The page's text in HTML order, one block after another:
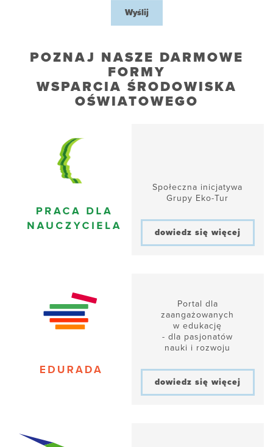
Wyślij
POZNAJ NASZE DARMOWE
FORMY
WSPARCIA ŚRODOWISKA
OŚWIATOWEGO
Społeczna inicjatywa
Grupy Eko-Tur
dowiedz się więcej
Portal dla
zaangażowanych
w edukację
- dla pasjonatów
nauki i rozwoju
dowiedz się więcej